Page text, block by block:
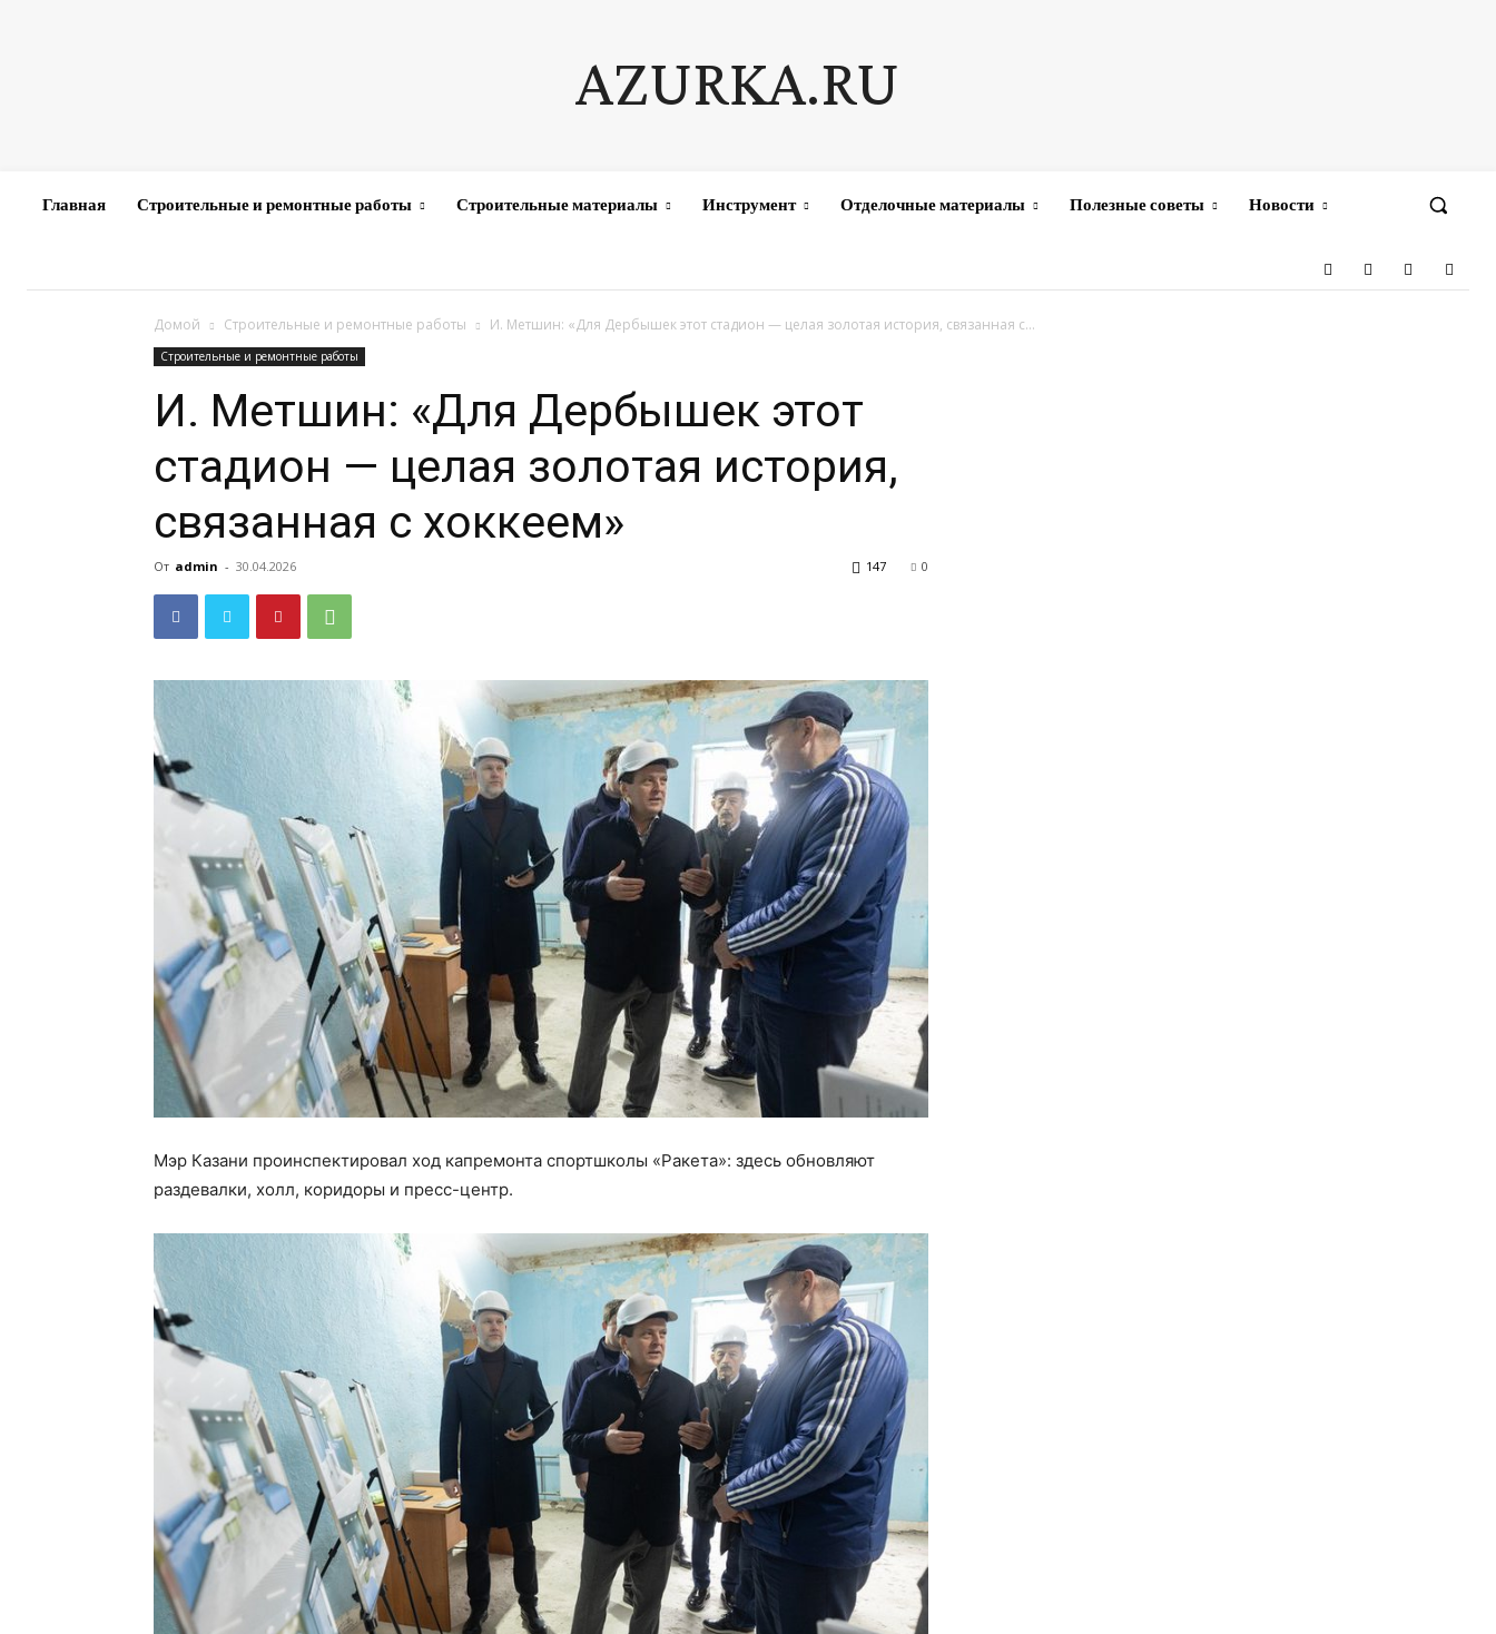
AZURKA.RU
Главная Строительные и ремонтные работы Строительные материалы Инструмент Отделочные материалы Полезные советы Новости
Домой Строительные и ремонтные работы И. Метшин: «Для Дербышек этот стадион — целая золотая история, связанная с...
Строительные и ремонтные работы
И. Метшин: «Для Дербышек этот
стадион — целая золотая история,
связанная с хоккеем»
От admin - 30.04.2026 0
147
Мэр Казани проинспектировал ход капремонта спортшколы «Ракета»: здесь обновляют
раздевалки, холл, коридоры и пресс-центр.